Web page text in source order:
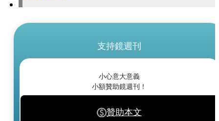
支持鏡週刊
小心意大意義
小額贊助鏡週刊！
贊助本文